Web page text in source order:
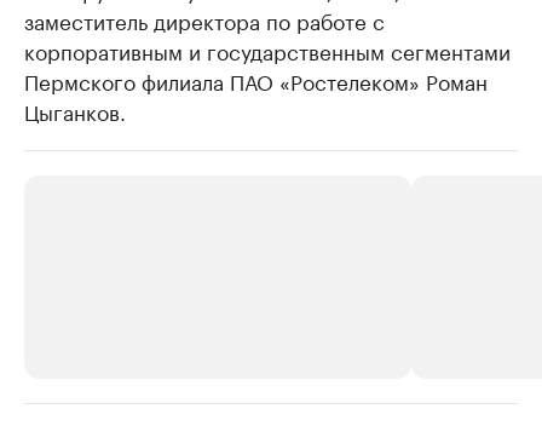
заместитель директора по работе с
корпоративным и государственным сегментами
Пермского филиала ПАО «Ростелеком» Роман
Цыганков.